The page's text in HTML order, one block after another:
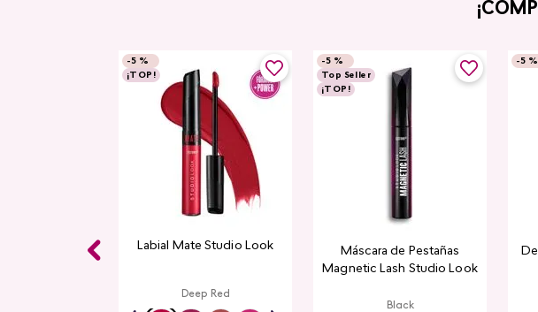
-5 %
¡TOP!
Labial Mate Studio Look
Deep Red
-5 %
Top Seller
¡TOP!
Máscara de Pestañas
Magnetic Lash Studio Look
Black
-5 %